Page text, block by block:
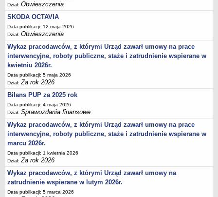
Dział:Obwieszczenia
SKODA OCTAVIA
Data publikacji: 12 maja 2026
Dział:Obwieszczenia
Wykaz pracodawców, z którymi Urząd zawarł umowy na prace
interwencyjne, roboty publiczne, staże i zatrudnienie wspierane w
kwietniu 2026r.
Data publikacji: 5 maja 2026
Dział:Za rok 2026
Bilans PUP za 2025 rok
Data publikacji: 4 maja 2026
Dział:Sprawozdania finansowe
Wykaz pracodawców, z którymi Urząd zawarł umowy na prace
interwencyjne, roboty publiczne, staże i zatrudnienie wspierane w
marcu 2026r.
Data publikacji: 1 kwietnia 2026
Dział:Za rok 2026
Wykaz pracodawców, z którymi Urząd zawarł umowy na
zatrudnienie wspierane w lutym 2026r.
Data publikacji: 5 marca 2026